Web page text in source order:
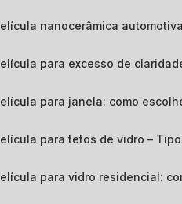
Película nanocerâmica
Película para excesso de
Película para janela: como
Película para tetos de vidro –
Película para vidro residencial: